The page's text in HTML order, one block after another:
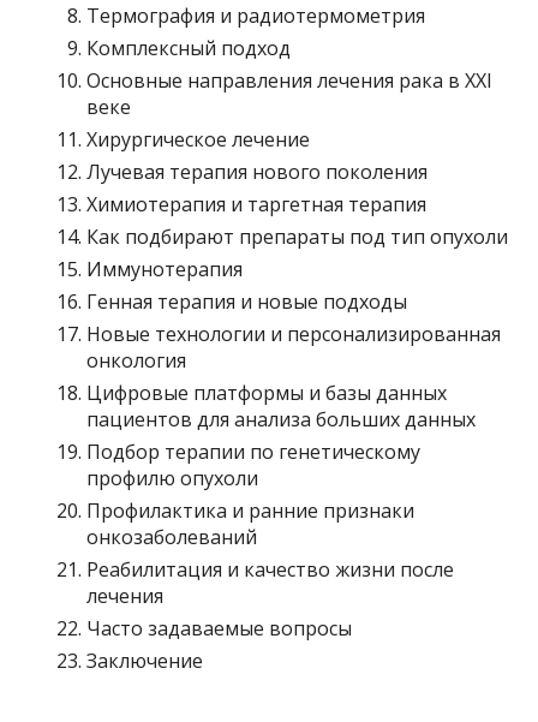
Термография и радиотермометрия
Комплексный подход
Основные направления лечения рака в XXI
веке
Хирургическое лечение
Лучевая терапия нового поколения
Химиотерапия и таргетная терапия
Как подбирают препараты под тип опухоли
Иммунотерапия
Генная терапия и новые подходы
Новые технологии и персонализированная
онкология
Цифровые платформы и базы данных
пациентов для анализа больших данных
Подбор терапии по генетическому
профилю опухоли
Профилактика и ранние признаки
онкозаболеваний
Реабилитация и качество жизни после
лечения
Часто задаваемые вопросы
Заключение